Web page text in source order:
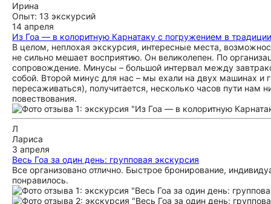
Ирина
Опыт: 13 экскурсий
14 апреля
Из Гоа — в колоритную Карнатаку с погружением в
В целом, неплохая экскурсия, интересные места,
не сильно мешает восприятию. Он великолепен. По
сопровождение. Минусы – большой интервал между
собой. Второй минус для нас – мы ехали на двух машинах и
пересаживаться), получитается, несколько часов пути нам
повествования.
Л
Лариса
3 апреля
Весь Гоа за один день: групповая экскурсия
Все организовано отлично. Быстрое бронирование,
понравилось.